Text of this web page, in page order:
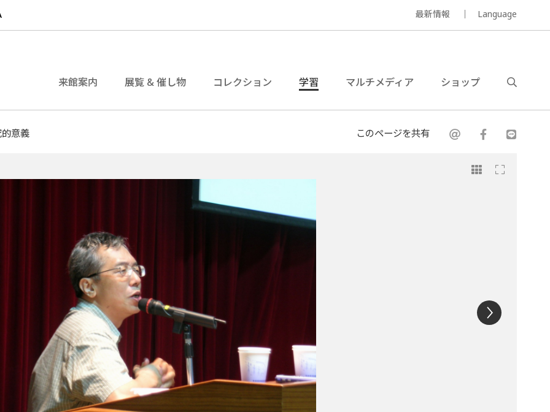
最新情報 Language
来館案内 展覧 & 催し物 コレクション 学習 マルチメディア ショップ
意義 このページを共有